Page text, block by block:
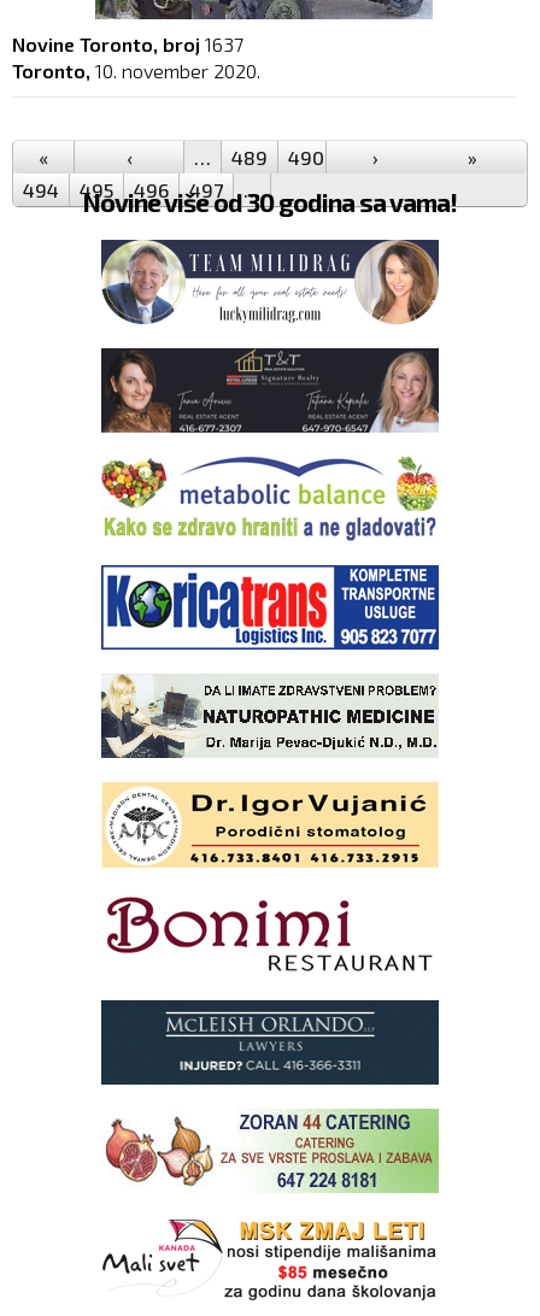
Novine Toronto, broj 1637
Toronto, 10. november 2020.
Pages
« ‹ 489 490 491
493
494
495 496 497 …
› »
Novine više od 30 godina sa vama!